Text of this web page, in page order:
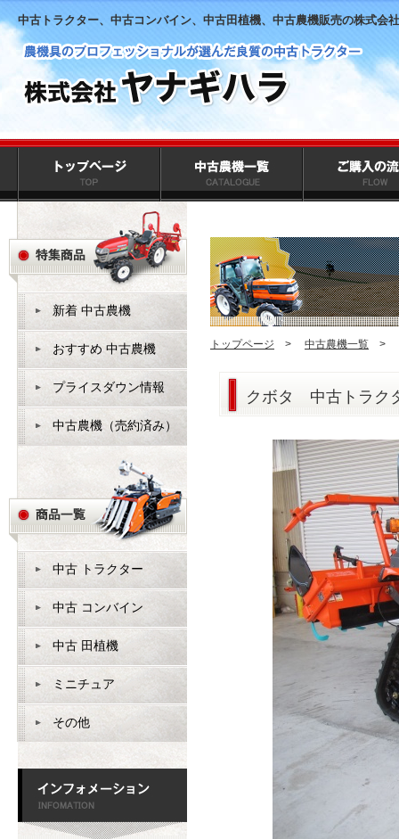
中古トラクター、中古コンバイン、中古田植機、中古農機販売の株式会
トップページ > 中古農機一覧 >
クボタ 中古トラ
新着 中古農機
おすすめ 中古農機
プライスダウン情報
中古農機（売約済み）
中古 トラクター
中古 コンバイン
中古 田植機
ミニチュア
その他